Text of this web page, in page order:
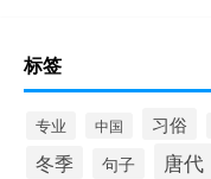
标签
专业 中国 习俗
冬季 句子 唐代